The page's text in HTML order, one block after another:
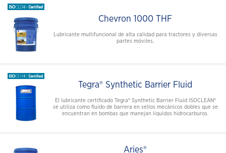
Chevron 1000 THF
Lubricante multifuncional de alta calidad para tractores y diversas
partes móviles.
Tegra® Synthetic Barrier Fluid
El lubricante certificado Tegra® Synthetic Barrier Fluid ISOCLEAN®
se utiliza como fluido de barrera en sellos mecánicos dobles que se
encuentran en bombas que manejan líquidos hidrocarburos.
Aries®